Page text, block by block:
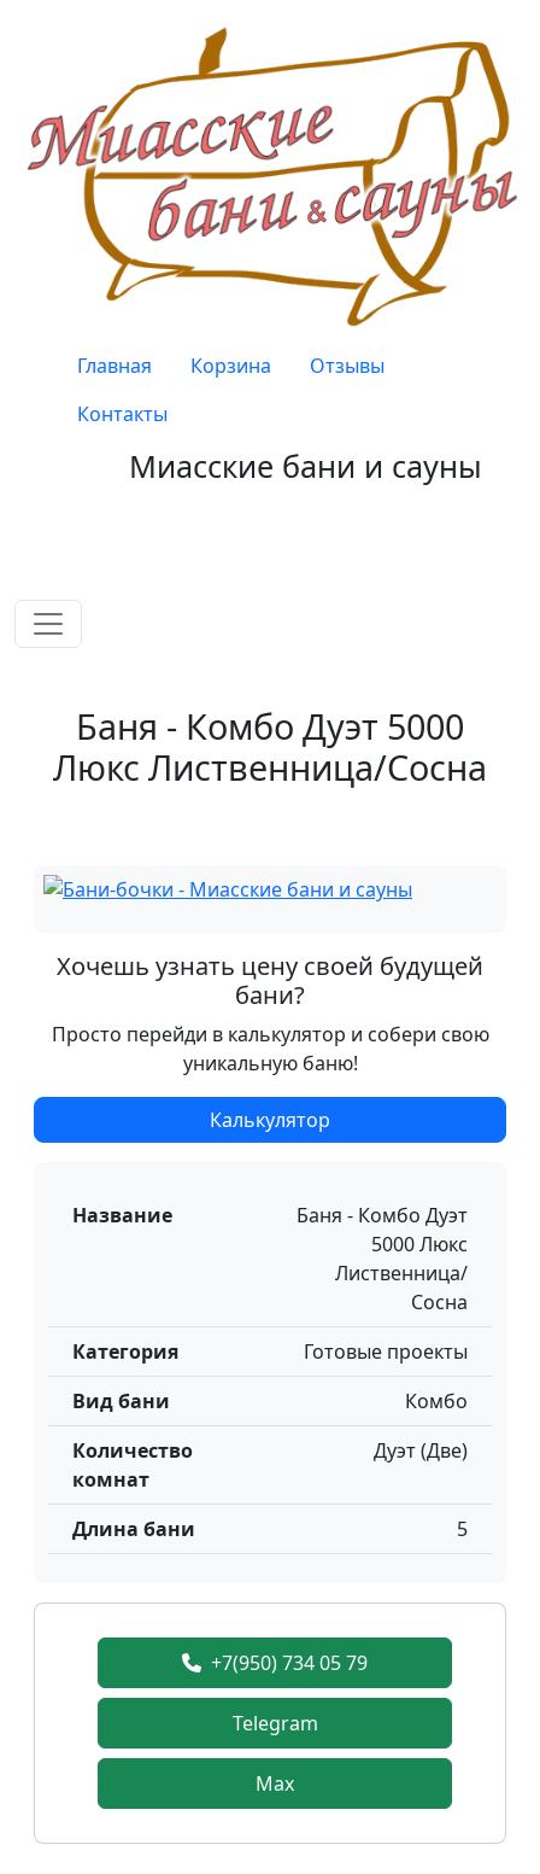
Верхнее меню
Главная Корзина
Отзывы
Контакты
Миасские бани и сауны
Баня - Комбо Дуэт 5000
Люкс Лиственница/Сосна
Хочешь узнать цену своей будущей
бани?
Просто перейди в калькулятор и собери свою
уникальную баню!
Калькулятор
Название
Баня - Комбо Дуэт
5000 Люкс
Лиственница/
Сосна
Категория
Готовые проекты
Вид бани
Комбо
Количество
комнат
Дуэт (Две)
Длина бани 5
+7(950) 734 05 79
Telegram
Max